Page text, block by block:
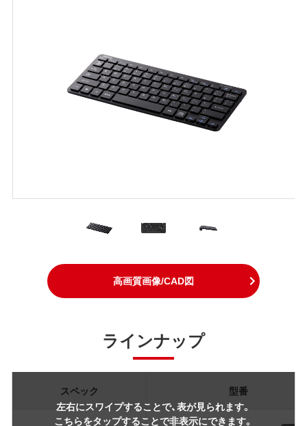
高画質画像/CAD図
ラインナップ
左右にスワイプすることで、表が見られます。
こちらをタップすることで非表示にできます。
スペック 型番